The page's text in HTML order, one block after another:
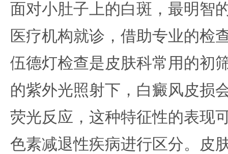
面对小肚子上的白斑，最明智
医疗机构就诊，借助专业的检
伍德灯检查是皮肤科常用的初
的紫外光照射下，白癜风皮损
荧光反应，这种特征性的表现
色素减退性疾病进行区分。皮